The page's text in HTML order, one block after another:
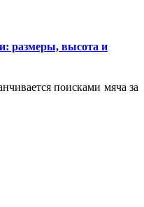
размеры, высота и
поисками мяча за